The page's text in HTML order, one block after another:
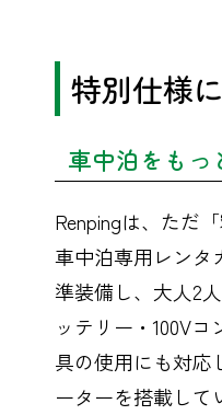
特別仕様
車中泊をも
Renpingは、ただ
車中泊専用レンタ
準装備し、大人2
ッテリー・100V
具の使用にも対応
ーターを搭載して